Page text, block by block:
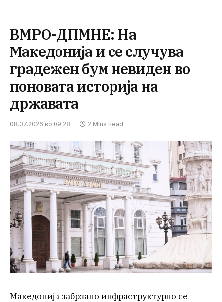
ВМРО-ДПМНЕ: На
Македонија и се случува
градежен бум невиден во
поновата историја на
државата
08.07.2026 во 09:28 2 Mins Read
Македонија забрзано инфраструктурно се